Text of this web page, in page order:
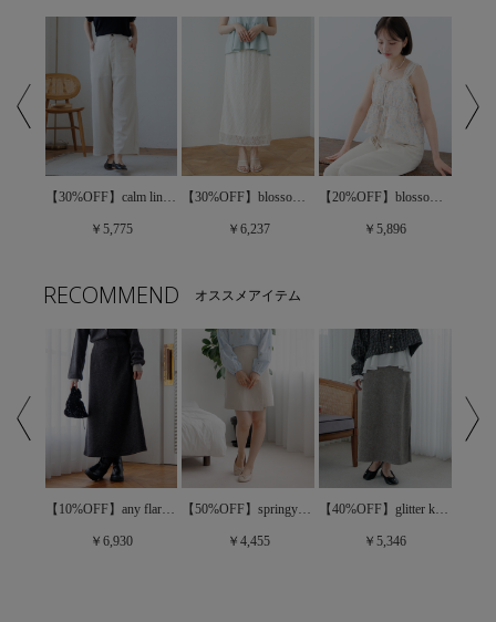
【30%OFF】calm linen pants～ｶｰﾑﾘﾈﾝﾊﾟﾝﾂ
￥5,775
【30%OFF】blossom lace skirt～ﾌﾞﾛｯｻﾑﾚｰｽｽｶｰﾄ
￥6,237
【20%OFF】blossom jacquard top～ﾌﾞﾛｯｻﾑｼﾞｬｶﾞｰﾄﾞﾄｯﾌﾟ
￥5,896
RECOMMEND オススメアイテム
【10%OFF】any flare skirt～ｴﾆｰﾌﾚｱｽｶｰﾄ
￥6,930
【50%OFF】springy wrap skirt～ｽﾌﾟﾘﾝｼﾞｰﾗｯﾌﾟｽｶｰﾄ
￥4,455
【40%OFF】glitter knit skirt2～ｸﾞﾘｯﾀｰﾆｯﾄｽｶｰﾄ2
￥5,346